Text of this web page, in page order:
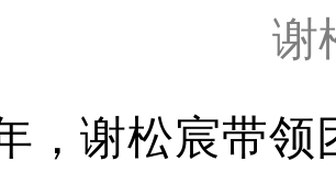
谢
，谢松宸带领